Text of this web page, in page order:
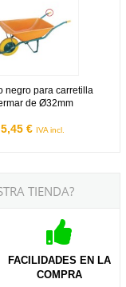
negro para carretilla
de Ø32mm
5,45 € IVA incl.
TIENDA?
FACILIDADES EN LA
COMPRA